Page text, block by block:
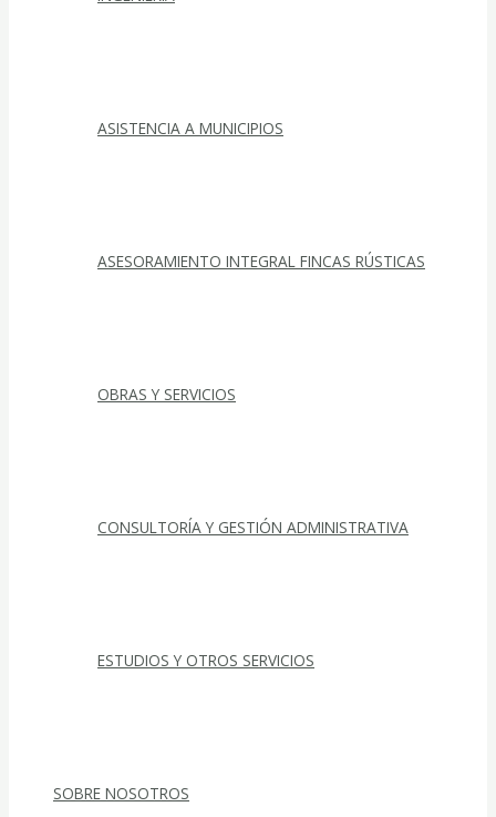
ASISTENCIA A MUNICIPIOS
ASESORAMIENTO INTEGRAL FINCAS RÚSTICAS
OBRAS Y SERVICIOS
CONSULTORÍA Y GESTIÓN ADMINISTRATIVA
ESTUDIOS Y OTROS SERVICIOS
SOBRE NOSOTROS